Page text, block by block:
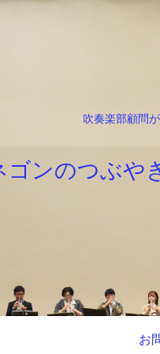
吹奏楽部顧問
ゴンのつぶや
お